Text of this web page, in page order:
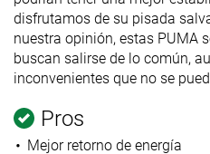
disfrutamos de su pisada
nuestra opinión, estas PUMA
buscan salirse de lo común,
inconvenientes que no se
Pros
Mejor retorno de energía